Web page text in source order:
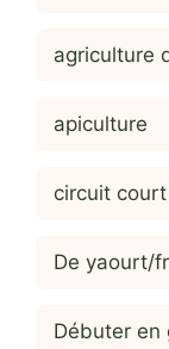
agriculture
apiculture
circuit
De yaourt/
Débuter en